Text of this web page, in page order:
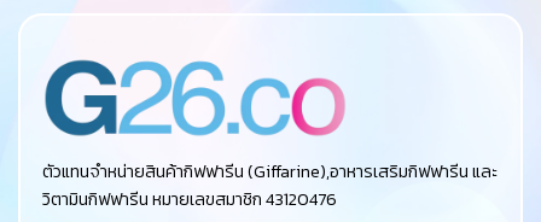
ตัวแทนจำหน่ายสินค้ากิฟฟารีน (Giffarine),อาหารเสริมกิฟฟารีน และ
วิตามินกิฟฟารีน หมายเลขสมาชิก 43120476